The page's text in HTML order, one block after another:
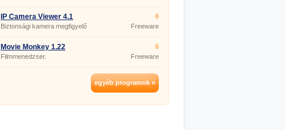
IP Camera Viewer 4.1
Biztonsági kamera megfigyelő
alkalmazás
6
Freeware
Movie Monkey 1.22
Filmmenedzser.
6
Freeware
egyéb programok »